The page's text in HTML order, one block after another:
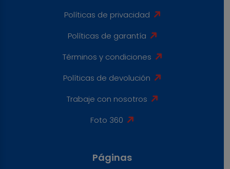
Políticas de privacidad
Políticas de garantía
Términos y condiciones
Políticas de devolución
Trabaje con nosotros
Foto 360
Páginas